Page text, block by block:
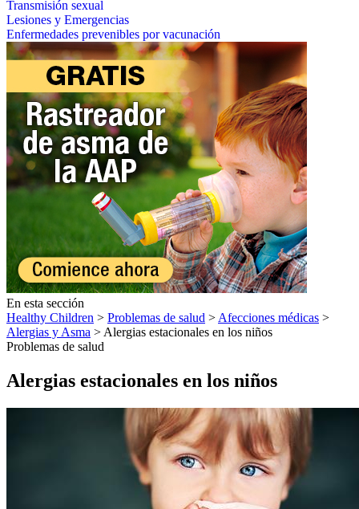
Transmisión sexual
Lesiones y Emergencias
Enfermedades prevenibles por vacunación
En esta sección
Healthy Children > Problemas de salud > Afecciones médicas >
Alergias y Asma > Alergias estacionales en los niños
Problemas de salud
Alergias estacionales en los niños